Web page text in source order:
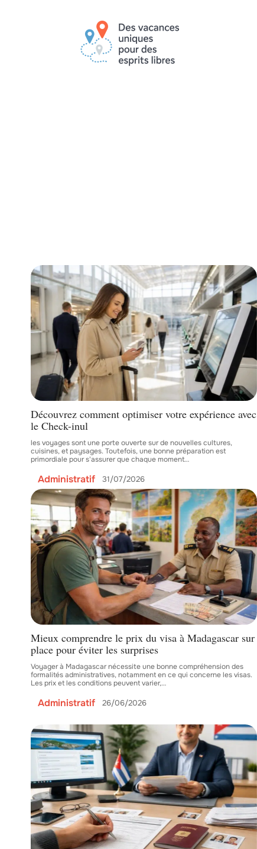
Découvrez comment optimiser votre expérience avec
le Check-inul
les voyages sont une porte ouverte sur de nouvelles cultures,
cuisines, et paysages. Toutefois, une bonne préparation est
primordiale pour s'assurer que chaque moment…
Administratif 31/07/2026
Mieux comprendre le prix du visa à Madagascar sur
place pour éviter les surprises
Voyager à Madagascar nécessite une bonne compréhension des
formalités administratives, notamment en ce qui concerne les visas.
Les prix et les conditions peuvent varier,…
Administratif 26/06/2026